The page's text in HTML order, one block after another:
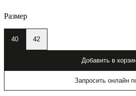
Размер
40 42
Добавить в
Запросить онлайн